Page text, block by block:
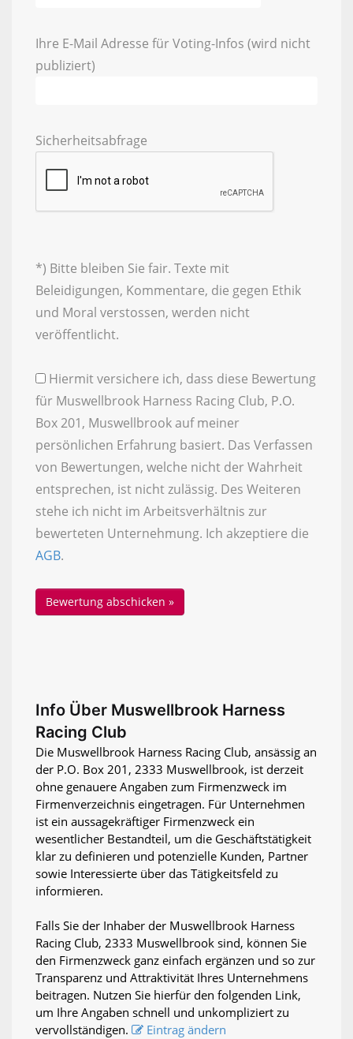
Ihre E-Mail Adresse für Voting-Infos (wird nicht
publiziert)
Sicherheitsabfrage
*) Bitte bleiben Sie fair. Texte mit
Beleidigungen, Kommentare, die gegen Ethik
und Moral verstossen, werden nicht
veröffentlicht.
Hiermit versichere ich, dass diese Bewertung
für Muswellbrook Harness Racing Club, P.O.
Box 201, Muswellbrook auf meiner
persönlichen Erfahrung basiert. Das Verfassen
von Bewertungen, welche nicht der Wahrheit
entsprechen, ist nicht zulässig. Des Weiteren
stehe ich nicht im Arbeitsverhältnis zur
bewerteten Unternehmung. Ich akzeptiere die
AGB.
Info Über Muswellbrook Harness
Racing Club
Die Muswellbrook Harness Racing Club, ansässig an
der P.O. Box 201, 2333 Muswellbrook, ist derzeit
ohne genauere Angaben zum Firmenzweck im
Firmenverzeichnis eingetragen. Für Unternehmen
ist ein aussagekräftiger Firmenzweck ein
wesentlicher Bestandteil, um die Geschäftstätigkeit
klar zu definieren und potenzielle Kunden, Partner
sowie Interessierte über das Tätigkeitsfeld zu
informieren.
Falls Sie der Inhaber der Muswellbrook Harness
Racing Club, 2333 Muswellbrook sind, können Sie
den Firmenzweck ganz einfach ergänzen und so zur
Transparenz und Attraktivität Ihres Unternehmens
beitragen. Nutzen Sie hierfür den folgenden Link,
um Ihre Angaben schnell und unkompliziert zu
vervollständigen.
Eintrag ändern